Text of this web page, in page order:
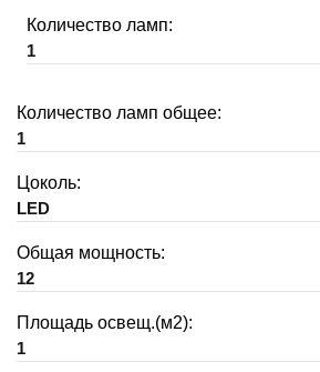
Количество ламп:
1
Количество ламп общее:
1
Цоколь:
LED
Общая мощность:
12
Площадь освещ.(м2):
1